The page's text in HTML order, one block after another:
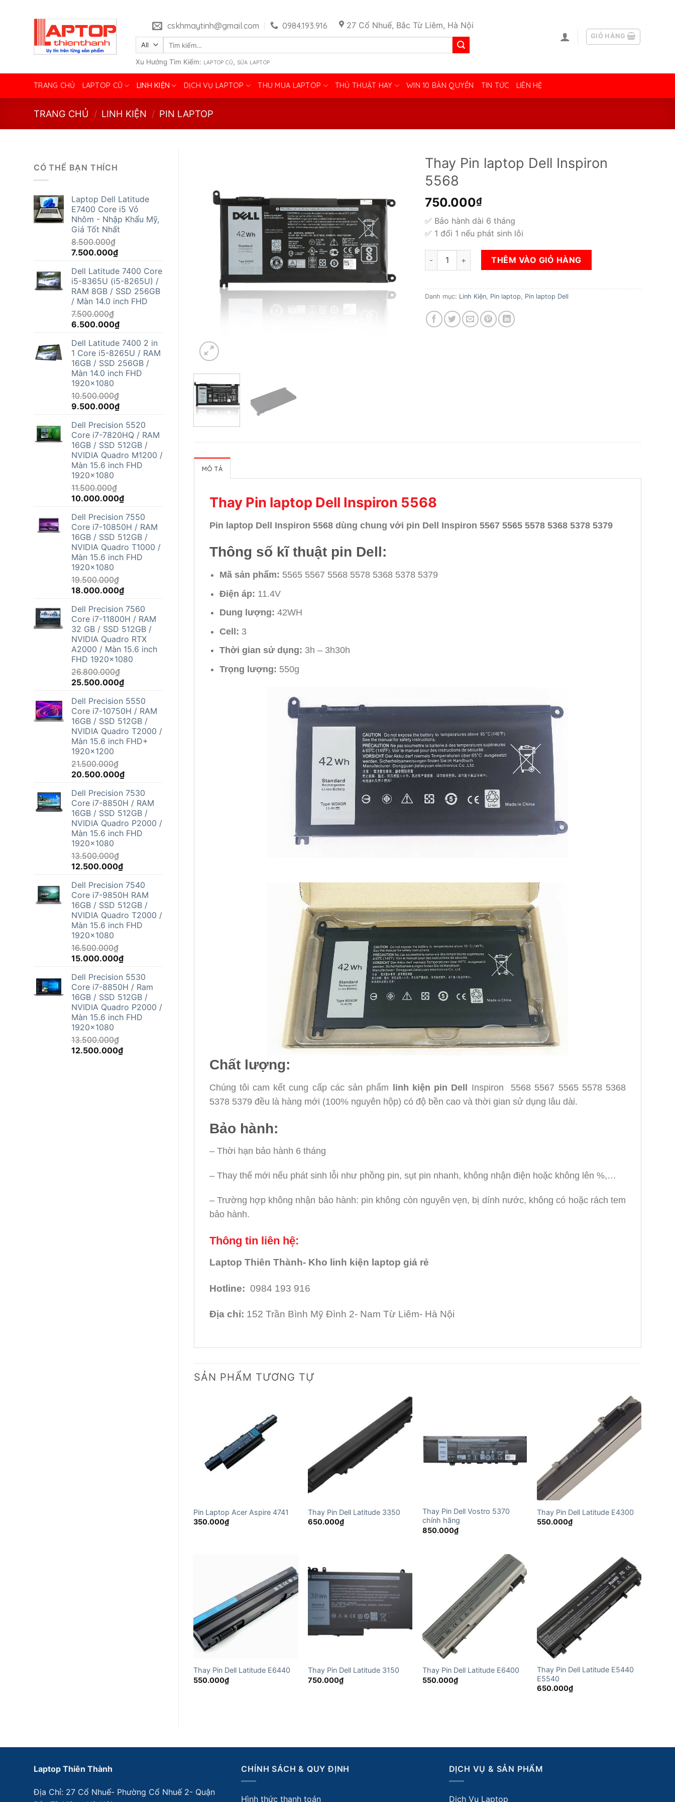
cskhmaytinh@gmail.com 0984.193.916 27 Cổ Nhuế, Bắc Từ Liêm, Hà Nội
Tìm
Xu Hướng Tìm Kiếm: LAPTOP CŨ, SỬA LAPTOP
GIỎ HÀNG
TRANG CHỦ LAPTOP CŨ LINH KIỆN DỊCH VỤ LAPTOP THU MUA LAPTOP THỦ THUẬT HAY WIN 10 BẢN QUYỀN TIN TỨC LIÊN HỆ
TRANG CHỦ / LINH KIỆN / PIN LAPTOP
CÓ THỂ BẠN THÍCH
Laptop Dell Latitude
E7400 Core i5 Vỏ
Nhôm - Nhập Khẩu Mỹ,
Giá Tốt Nhất
8.500.000₫
Giá
là:
8.500.000₫.
7.500.000₫Giá
tại
là:
7.500.000₫.
Dell Latitude 7400 Core
i5-8365U (i5-8265U) /
RAM 8GB / SSD 256GB
/ Màn 14.0 inch FHD
7.500.000₫
Giá
là:
7.500.000₫.
6.500.000₫Giá
tại
là:
6.500.000₫.
Dell Latitude 7400 2 in
1 Core i5-8265U / RAM
16GB / SSD 256GB /
Màn 14.0 inch FHD
1920x1080
10.500.000₫
Giá
là:
10.500.000₫.
9.500.000₫Giá
tại
là:
9.500.000₫.
Dell Precision 5520
Core i7-7820HQ / RAM
16GB / SSD 512GB /
NVIDIA Quadro M1200 /
Màn 15.6 inch FHD
1920x1080
11.500.000₫
Giá
là:
11.500.000₫.
10.000.000₫Giá
tại
là:
10.000.000₫.
Dell Precision 7550
Core i7-10850H / RAM
16GB / SSD 512GB /
NVIDIA Quadro T1000 /
Màn 15.6 inch FHD
1920x1080
19.500.000₫
Giá
là:
19.500.000₫.
18.000.000₫Giá
tại
là:
18.000.000₫.
Dell Precision 7560
Core i7-11800H / RAM
32 GB / SSD 512GB /
NVIDIA Quadro RTX
A2000 / Màn 15.6 inch
FHD 1920x1080
26.800.000₫
Giá
là:
26.800.000₫.
25.500.000₫Giá
tại
là:
25.500.000₫.
Dell Precision 5550
Core i7-10750H / RAM
16GB / SSD 512GB /
NVIDIA Quadro T2000 /
Màn 15.6 inch FHD+
1920x1200
21.500.000₫
Giá
là:
21.500.000₫.
20.500.000₫Giá
tại
là:
20.500.000₫.
Dell Precision 7530
Core i7-8850H / RAM
16GB / SSD 512GB /
NVIDIA Quadro P2000 /
Màn 15.6 inch FHD
1920x1080
13.500.000₫
Giá
là:
13.500.000₫.
12.500.000₫Giá
tại
là:
12.500.000₫.
Dell Precision 7540
Core i7-9850H RAM
16GB / SSD 512GB /
NVIDIA Quadro T2000 /
Màn 15.6 inch FHD
1920x1080
16.500.000₫
Giá
là:
16.500.000₫.
15.000.000₫Giá
tại
là:
15.000.000₫.
Dell Precision 5530
Core i7-8850H / Ram
16GB / SSD 512GB /
NVIDIA Quadro P2000 /
Màn 15.6 inch FHD
1920x1080
13.500.000₫
Giá
12.500.000₫Giá
Thay Pin laptop Dell Inspiron
5568
750.000₫
✅ Bảo hành dài 6 tháng
✅ 1 đổi 1 nếu phát sinh lỗi
Thay Pin laptop Dell Inspiron 5568 số lượng
THÊM VÀO GIỎ HÀNG
Danh mục: Linh Kiện, Pin laptop, Pin laptop Dell
MÔ TẢ
Thay Pin laptop Dell Inspiron 5568
Pin laptop Dell Inspiron 5568 dùng chung với pin Dell Inspiron 5567 5565 5578 5368 5378 5379
Thông số kĩ thuật pin Dell:
Mã sản phẩm: 5565 5567 5568 5578 5368 5378 5379
Điện áp: 11.4V
Dung lượng: 42WH
Cell: 3
Thời gian sử dụng: 3h – 3h30h
Trọng lượng: 550g
Chất lượng:
Chúng tôi cam kết cung cấp các sản phẩm linh kiện pin Dell Inspiron 5568 5567 5565 5578 5368
5378 5379 đều là hàng mới (100% nguyên hộp) có độ bền cao và thời gian sử dụng lâu dài.
Bảo hành:
– Thời hạn bảo hành 6 tháng
– Thay thế mới nếu phát sinh lỗi như phồng pin, sụt pin nhanh, không nhận điện hoặc không lên %,…
– Trường hợp không nhận bảo hành: pin không còn nguyên vẹn, bị dính nước, không có hoặc rách tem
bảo hành.
Thông tin liên hệ:
Laptop Thiên Thành- Kho linh kiện laptop giá rẻ
Hotline: 0984 193 916
Địa chỉ: 152 Trần Bình Mỹ Đình 2- Nam Từ Liêm- Hà Nội
SẢN PHẨM TƯƠNG TỰ
Pin Laptop Acer Aspire 4741
350.000₫
Thay Pin Dell Latitude 3350
650.000₫
Thay Pin Dell Vostro 5370
chính hãng
850.000₫
Thay Pin Dell Latitude E4300
550.000₫
Thay Pin Dell Latitude E6440
550.000₫
Thay Pin Dell Latitude 3150
750.000₫
Thay Pin Dell Latitude E6400
550.000₫
Thay Pin Dell Latitude E5440
E5540
650.000₫
Laptop Thiên Thành
Địa Chỉ: 27 Cổ Nhuế- Phường Cổ Nhuế 2- Quận
CHÍNH SÁCH & QUY ĐỊNH
Hình thức thanh toán
DỊCH VỤ & SẢN PHẨM
Dịch Vụ Laptop